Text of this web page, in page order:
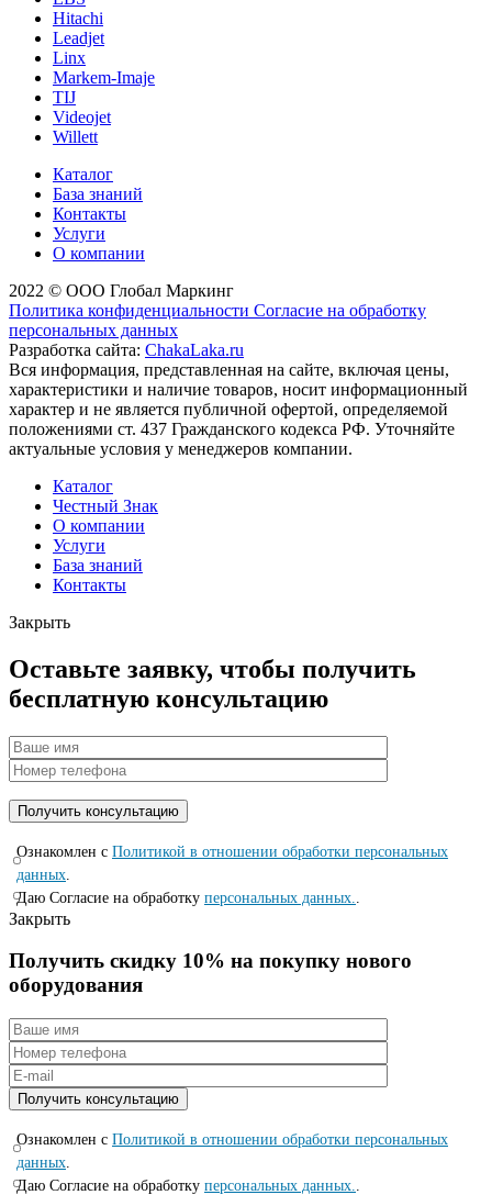
Hitachi
Leadjet
Linx
Markem-Imaje
TIJ
Videojet
Willett
Каталог
База знаний
Контакты
Услуги
О компании
2022 © ООО Глобал Маркинг
Политика конфиденциальности Согласие на обработку
персональных данных
Разработка сайта: ChakaLaka.ru
Вся информация, представленная на сайте, включая цены,
характеристики и наличие товаров, носит информационный
характер и не является публичной офертой, определяемой
положениями ст. 437 Гражданского кодекса РФ. Уточняйте
актуальные условия у менеджеров компании.
Каталог
Честный Знак
О компании
Услуги
База знаний
Контакты
Закрыть
Оставьте заявку, чтобы получить
бесплатную консультацию
Ознакомлен с Политикой в отношении обработки персональных
данных
Даю Согласие на обработку персональных данных.
Закрыть
Получить скидку 10% на покупку нового
оборудования
Ознакомлен с Политикой в отношении обработки персональных
данных
Даю Согласие на обработку персональных данных.